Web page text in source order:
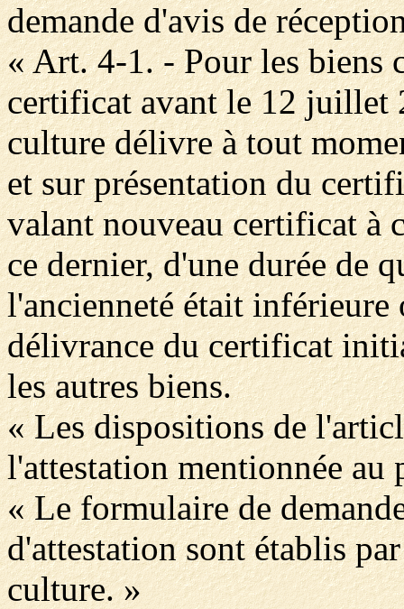
demande d'avis de
« Art. 4-1. - Pour les biens
certificat avant le 12 juillet
culture délivre à tout
et sur présentation du
valant nouveau certificat à
ce dernier, d'une durée de
l'ancienneté était inférieure
délivrance du certificat
les autres biens.
« Les dispositions de
l'attestation mentionnée au
« Le formulaire de
d'attestation sont établis
culture. »